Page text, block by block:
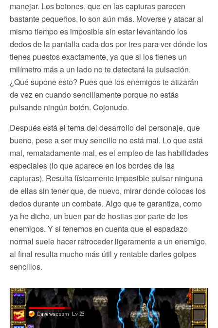
manejar. Los botones, que en las capturas parecen
bastante pequeños, lo son aún más. Moverse y atacar al
mismo tiempo es imposible sin estar levantando los
dedos de la pantalla cada dos por tres para ver dónde los
tienes puestos exactamente, ya que si los tienes un
milímetro más a un lado no te detectará la pulsación.
¿Qué supone esto? Pues que los enemigos te atizarán
de vez en cuando sencillamente porque no estás
pulsando ningún botón. Cojonudo.
Después está el tema del desarrollo del personaje, que
bueno, pese a ser muy sencillo no está mal. Lo que está
mal, rematadamente mal, es el empleo de las habilidades
especiales (lo que aparece en los bordes de las
capturas). Resulta físicamente imposible pulsar ninguna
de ellas sin tener que, de nuevo, mirar donde colocas los
dedos durante un combate. Algo que te garantiza, como
ya he dicho, un buen par de hostias por parte de los
enemigos. Y si tenemos en cuenta que el espadazo
normal suele hacer retroceder ligeramente a un enemigo,
al final resulta mucho más útil y rentable darles golpes
sencillos.